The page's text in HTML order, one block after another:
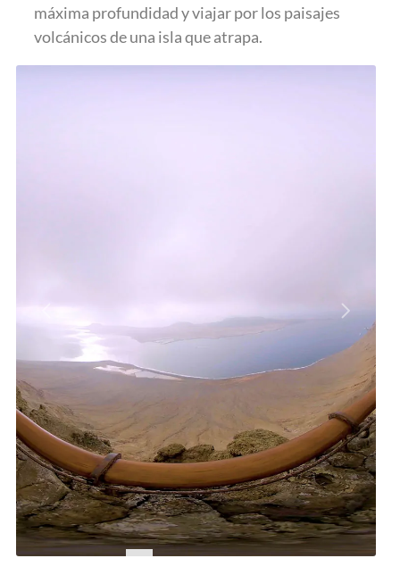
máxima profundidad y viajar por los paisajes
volcánicos de una isla que atrapa.